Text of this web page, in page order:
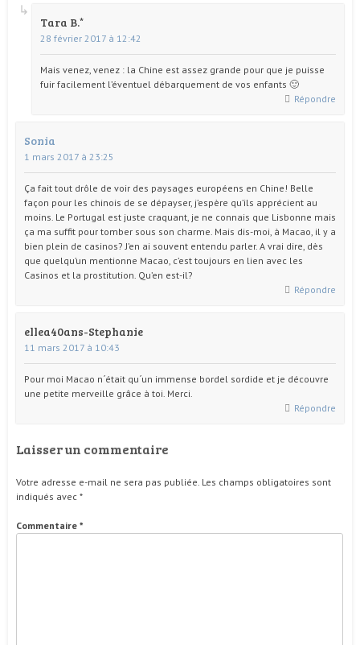
Tara B.
28 février 2017 à 12:42
Mais venez, venez : la Chine est assez grande pour que je puisse
fuir facilement l’éventuel débarquement de vos enfants 🙂
Répondre
Sonia
1 mars 2017 à 23:25
Ça fait tout drôle de voir des paysages européens en Chine! Belle
façon pour les chinois de se dépayser, j’espère qu’ils apprécient au
moins. Le Portugal est juste craquant, je ne connais que Lisbonne mais
ça ma suffit pour tomber sous son charme. Mais dis-moi, à Macao, il y a
bien plein de casinos? J’en ai souvent entendu parler. A vrai dire, dès
que quelqu’un mentionne Macao, c’est toujours en lien avec les
Casinos et la prostitution. Qu’en est-il?
Répondre
ellea40ans-Stephanie
11 mars 2017 à 10:43
Pour moi Macao n´était qu´un immense bordel sordide et je découvre
une petite merveille grâce à toi. Merci.
Répondre
Laisser un commentaire
Votre adresse e-mail ne sera pas publiée. Les champs obligatoires sont
indiqués avec *
Commentaire *